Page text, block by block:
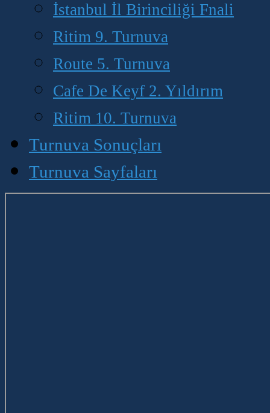
İstanbul İl Birinciliği Fnali
Ritim 9. Turnuva
Route 5. Turnuva
Cafe De Keyf 2. Yıldırım
Ritim 10. Turnuva
Turnuva Sonuçları
Turnuva Sayfaları